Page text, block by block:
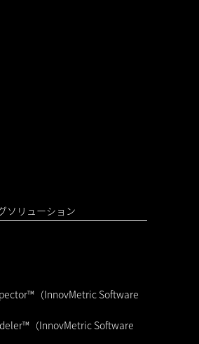
ソリューション
（InnovMetric Software
（InnovMetric Software